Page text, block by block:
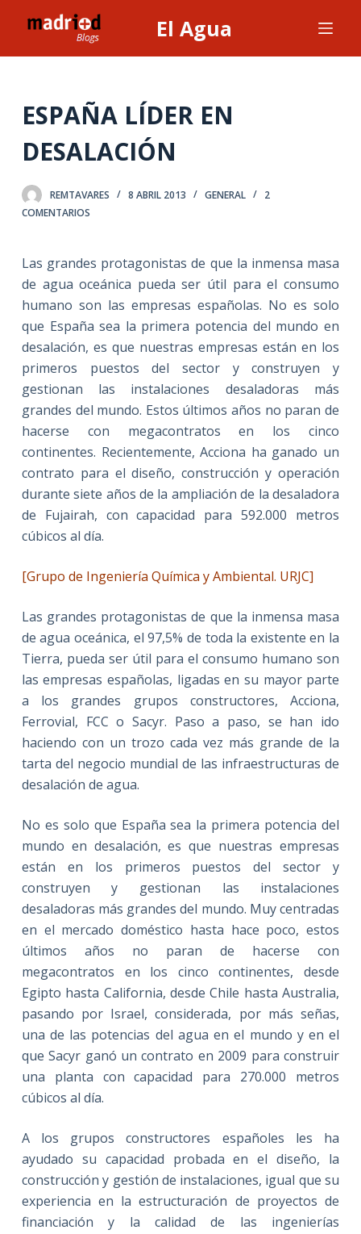
l
o
e
n
d
o
El Agua
ESPAÑA LÍDER EN
DESALACIÓN
REMTAVARES 8 ABRIL 2013 GENERAL
2
COMENTARIOS
Las grandes protagonistas de que la inmensa masa
de agua oceánica pueda ser útil para el consumo
humano son las empresas españolas. No es solo
que España sea la primera potencia del mundo en
desalación, es que nuestras empresas están en los
primeros puestos del sector y construyen y
gestionan las instalaciones desaladoras más
grandes del mundo. Estos últimos años no paran de
hacerse con megacontratos en los cinco
continentes. Recientemente, Acciona ha ganado un
contrato para el diseño, construcción y operación
durante siete años de la ampliación de la desaladora
de Fujairah, con capacidad para 592.000 metros
cúbicos al día.
[Grupo de Ingeniería Química y Ambiental. URJC]
Las grandes protagonistas de que la inmensa masa
de agua oceánica, el 97,5% de toda la existente en la
Tierra, pueda ser útil para el consumo humano son
las empresas españolas, ligadas en su mayor parte
a los grandes grupos constructores, Acciona,
Ferrovial, FCC o Sacyr. Paso a paso, se han ido
haciendo con un trozo cada vez más grande de la
tarta del negocio mundial de las infraestructuras de
desalación de agua.
No es solo que España sea la primera potencia del
mundo en desalación, es que nuestras empresas
están en los primeros puestos del sector y
construyen y gestionan las instalaciones
desaladoras más grandes del mundo. Muy centradas
en el mercado doméstico hasta hace poco, estos
últimos años no paran de hacerse con
megacontratos en los cinco continentes, desde
Egipto hasta California, desde Chile hasta Australia,
pasando por Israel, considerada, por más señas,
una de las potencias del agua en el mundo y en el
que Sacyr ganó un contrato en 2009 para construir
una planta con capacidad para 270.000 metros
cúbicos al día.
A los grupos constructores españoles les ha
ayudado su capacidad probada en el diseño, la
construcción y gestión de instalaciones, igual que su
experiencia en la estructuración de proyectos de
financiación y la calidad de las ingenierías